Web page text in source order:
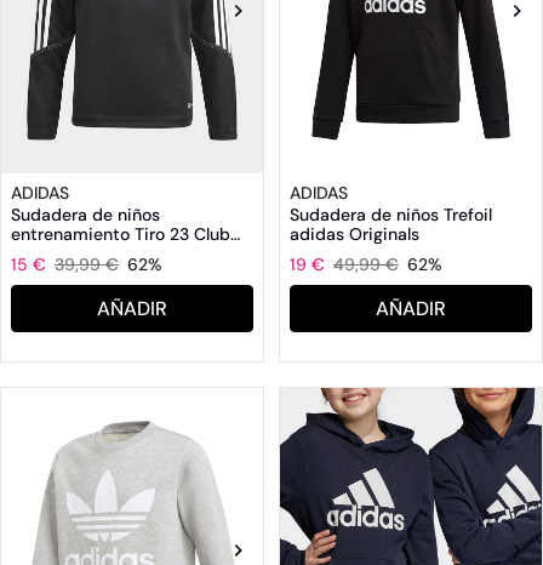
ADIDAS
Sudadera de niños
entrenamiento Tiro 23 Club
adidas
15 € 39,99 € 62%
AÑADIR
ADIDAS
Sudadera de niños Trefoil
adidas Originals
19 € 49,99 € 62%
AÑADIR